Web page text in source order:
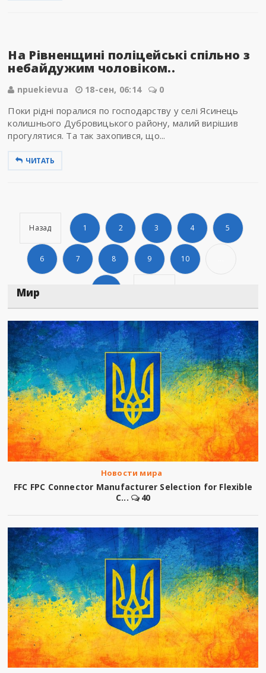
На Рівненщині поліцейські спільно з
небайдужим чоловіком..
npuekievua 18-сен, 06:14 0
Поки рідні поралися по господарству у селі Ясинець
колишнього Дубровицького району, малий вирішив
прогулятися. Та так захопився, що...
ЧИТАТЬ
Назад 1 2 3 4 5
6 7 8 9 10
Мир
Новости мира
FFC FPC Connector Manufacturer Selection for Flexible
C...
40